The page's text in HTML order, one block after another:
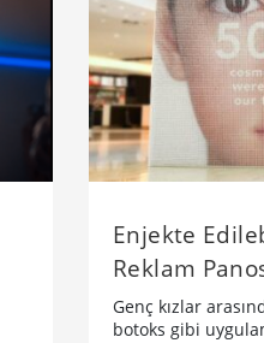
Enjekte
Reklam
Genç kızlar
botoks gibi